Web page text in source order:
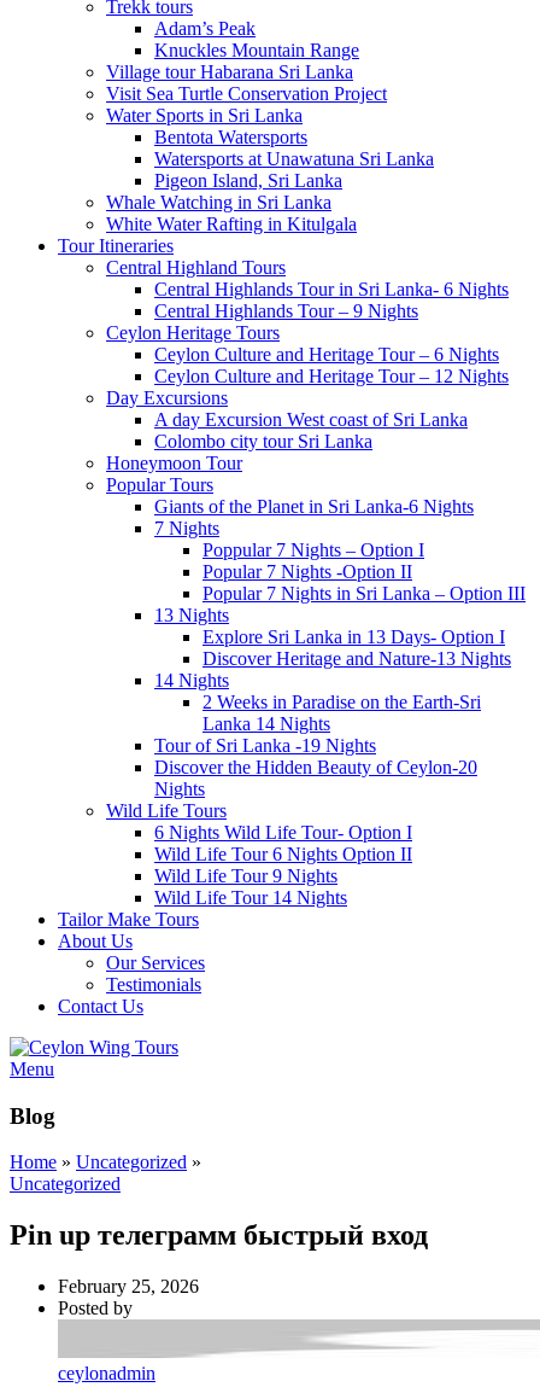
Trekk tours
Adam’s Peak
Knuckles Mountain Range
Village tour Habarana Sri Lanka
Visit Sea Turtle Conservation Project
Water Sports in Sri Lanka
Bentota Watersports
Watersports at Unawatuna Sri Lanka
Pigeon Island, Sri Lanka
Whale Watching in Sri Lanka
White Water Rafting in Kitulgala
Tour Itineraries
Central Highland Tours
Central Highlands Tour in Sri Lanka- 6 Nights
Central Highlands Tour – 9 Nights
Ceylon Heritage Tours
Ceylon Culture and Heritage Tour – 6 Nights
Ceylon Culture and Heritage Tour – 12 Nights
Day Excursions
A day Excursion West coast of Sri Lanka
Colombo city tour Sri Lanka
Honeymoon Tour
Popular Tours
Giants of the Planet in Sri Lanka-6 Nights
7 Nights
Poppular 7 Nights – Option I
Popular 7 Nights -Option II
Popular 7 Nights in Sri Lanka – Option III
13 Nights
Explore Sri Lanka in 13 Days- Option I
Discover Heritage and Nature-13 Nights
14 Nights
2 Weeks in Paradise on the Earth-Sri
Lanka 14 Nights
Tour of Sri Lanka -19 Nights
Discover the Hidden Beauty of Ceylon-20
Nights
Wild Life Tours
6 Nights Wild Life Tour- Option I
Wild Life Tour 6 Nights Option II
Wild Life Tour 9 Nights
Wild Life Tour 14 Nights
Tailor Make Tours
About Us
Our Services
Testimonials
Contact Us
Menu
Blog
Home » Uncategorized »
Uncategorized
Pin up телеграмм быстрый вход
February 25, 2026
Posted by
ceylonadmin